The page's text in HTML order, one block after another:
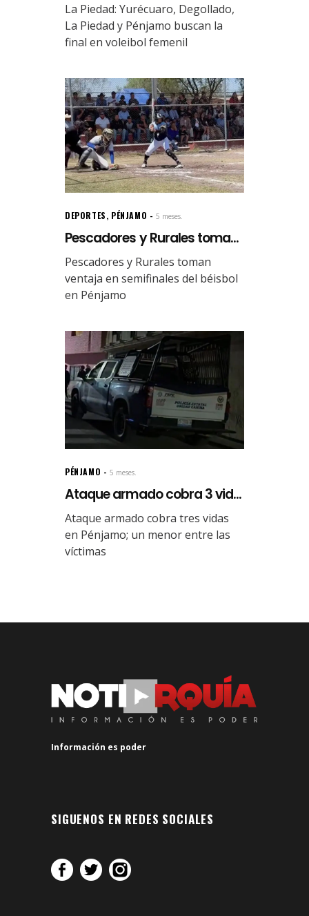
La Piedad: Yurécuaro, Degollado,
La Piedad y Pénjamo buscan la
final en voleibol femenil
DEPORTES, PÉNJAMO 5 meses.
Pescadores y Rurales toma...
Pescadores y Rurales toman
ventaja en semifinales del béisbol
en Pénjamo
PÉNJAMO 5 meses.
Ataque armado cobra 3 vid...
Ataque armado cobra tres vidas
en Pénjamo; un menor entre las
víctimas
Información es poder
SIGUENOS EN REDES SOCIALES